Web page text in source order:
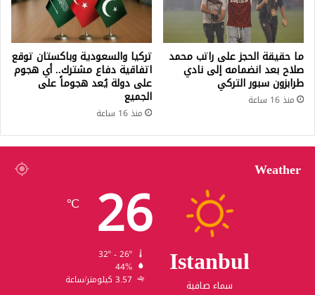
ما حقيقة الحجز على راتب محمد
صلاح بعد انضمامه إلى نادي
طرابزون سبور التركي
منذ 16 ساعة
تركيا والسعودية وباكستان توقع
اتفاقية دفاع مشترك.. أي هجوم
على دولة يُعد هجوماً على
الجميع
منذ 16 ساعة
Weather
Istanbul
سماء صافية
26
℃
44%
3.57 كيلومتر/ساعة